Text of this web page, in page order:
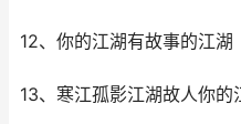
12、你的江湖有故事的江湖
13、寒江孤影江湖故人你的